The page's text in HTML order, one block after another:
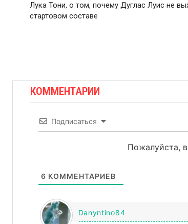
Лука Тони, о том, почему Дуглас Луис не
стартовом составе
КОММЕНТАРИИ
Подписаться
Пожалуйста,
6 КОММЕНТАРИЕВ
Danyntino84